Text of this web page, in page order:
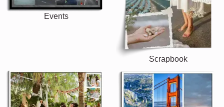
Events
Scrapbook